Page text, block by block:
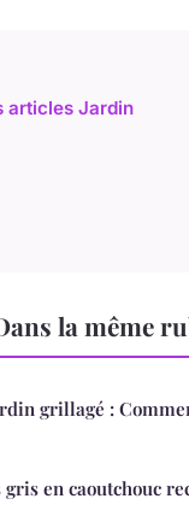
articles Jardin
la même
grillagé :
gris en caoutchouc